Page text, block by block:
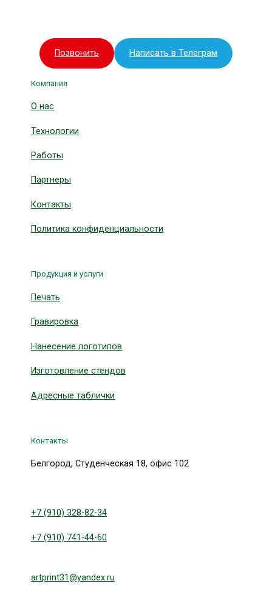
Позвонить Написать в Телеграм
Компания
О нас
Технологии
Работы
Партнеры
Контакты
Политика конфиденциальности
Продукция и услуги
Печать
Гравировка
Нанесение логотипов
Изготовление стендов
Адресные таблички
Контакты
Белгород, Студенческая 18, офис 102
+7 (910) 328-82-34
+7 (910) 741-44-60
artprint31@yandex.ru